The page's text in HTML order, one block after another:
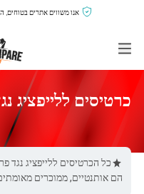
אנו משווים אתרים בטוחים,
כרטיסים ללייפציג
הם אותנטיים, ממוכרים מאומתים